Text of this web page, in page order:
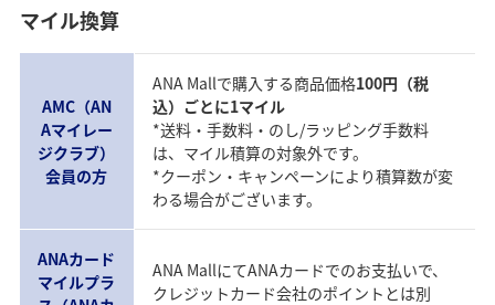
マイル換算
AMC（AN
Aマイレー
ジクラブ）
会員の方
ANA Mallで購入する商品価格100円（税
込）ごとに1マイル
*送料・手数料・のし/ラッピング手数料
は、マイル積算の対象外です。
*クーポン・キャンペーンにより積算数が変
わる場合がございます。
ANAカード
マイルプラ
ANA MallにてANAカードでのお支払いで、
クレジットカード会社のポイントとは別